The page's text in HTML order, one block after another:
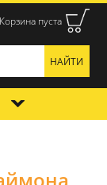
Корзина пуста